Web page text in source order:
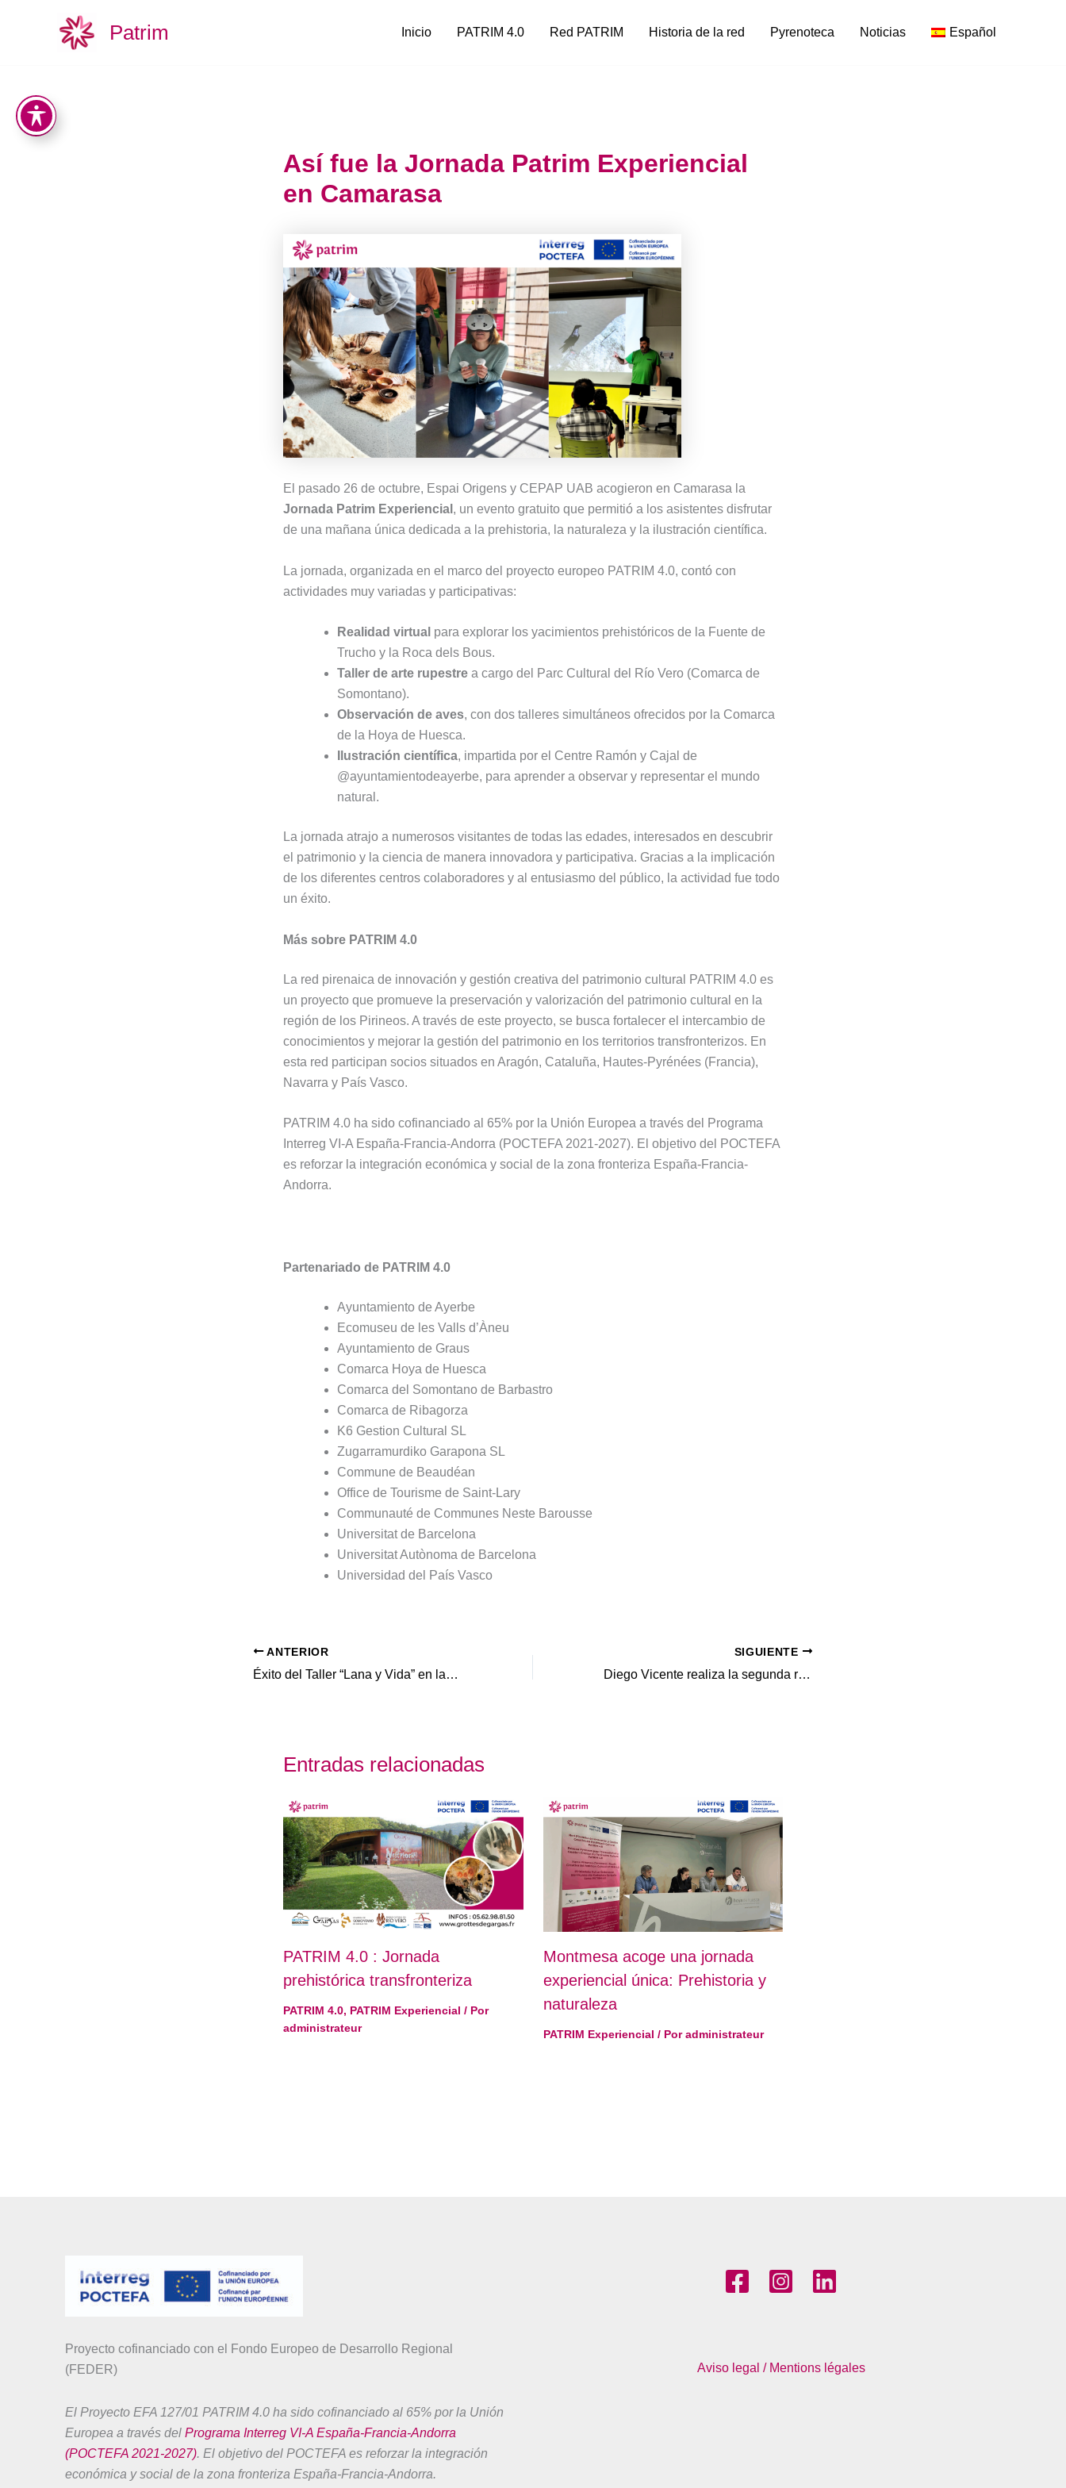
Patrim Inicio PATRIM 4.0 Red PATRIM Historia de la red Pyrenoteca Noticias Español
Así fue la Jornada Patrim Experiencial
en Camarasa
El pasado 26 de octubre, Espai Origens y CEPAP UAB acogieron en Camarasa la
Jornada Patrim Experiencial , un evento gratuito que permitió a los asistentes disfrutar
de una mañana única dedicada a la prehistoria, la naturaleza y la ilustración científica.
La jornada, organizada en el marco del proyecto europeo PATRIM 4.0, contó con
actividades muy variadas y participativas:
Realidad virtual para explorar los yacimientos prehistóricos de la Fuente de
Trucho y la Roca dels Bous.
Taller de arte rupestre a cargo del Parc Cultural del Río Vero (Comarca de
Somontano).
Observación de aves, con dos talleres simultáneos ofrecidos por la Comarca
de la Hoya de Huesca.
Ilustración científica, impartida por el Centre Ramón y Cajal de
@ayuntamientodeayerbe, para aprender a observar y representar el mundo
natural.
La jornada atrajo a numerosos visitantes de todas las edades, interesados en descubrir
el patrimonio y la ciencia de manera innovadora y participativa. Gracias a la implicación
de los diferentes centros colaboradores y al entusiasmo del público, la actividad fue todo
un éxito.
Más sobre PATRIM 4.0
La red pirenaica de innovación y gestión creativa del patrimonio cultural PATRIM 4.0 es
un proyecto que promueve la preservación y valorización del patrimonio cultural en la
región de los Pirineos. A través de este proyecto, se busca fortalecer el intercambio de
conocimientos y mejorar la gestión del patrimonio en los territorios transfronterizos. En
esta red participan socios situados en Aragón, Cataluña, Hautes-Pyrénées (Francia),
Navarra y País Vasco.
PATRIM 4.0 ha sido cofinanciado al 65% por la Unión Europea a través del Programa
Interreg VI-A España-Francia-Andorra (POCTEFA 2021-2027). El objetivo del POCTEFA
es reforzar la integración económica y social de la zona fronteriza España-Francia-
Andorra.
Partenariado de PATRIM 4.0
Ayuntamiento de Ayerbe
Ecomuseu de les Valls d’Àneu
Ayuntamiento de Graus
Comarca Hoya de Huesca
Comarca del Somontano de Barbastro
Comarca de Ribagorza
K6 Gestion Cultural SL
Zugarramurdiko Garapona SL
Commune de Beaudéan
Office de Tourisme de Saint-Lary
Communauté de Communes Neste Barousse
Universitat de Barcelona
Universitat Autònoma de Barcelona
Universidad del País Vasco
ANTERIOR
Éxito del Taller “Lana y Vida” en las Jornadas Micológicas de Ayerbe
SIGUIENTE
Diego Vicente realiza la segunda residencia artística de Patrim 4.0 en Espacio Pirineos de Graus
Entradas relacionadas
PATRIM 4.0 : Jornada
prehistórica transfronteriza
PATRIM 4.0, PATRIM Experiencial / Por
administrateur
Montmesa acoge una jornada
experiencial única: Prehistoria y
naturaleza
PATRIM Experiencial / Poradministrateur
Proyecto cofinanciado con el Fondo Europeo de Desarrollo Regional
(FEDER)
El Proyecto EFA 127/01 PATRIM 4.0 ha sido cofinanciado al 65% por la Unión
Europea a través del Programa Interreg VI-A España-Francia-Andorra
(POCTEFA 2021-2027). El objetivo del POCTEFA es reforzar la integración
económica y social de la zona fronteriza España-Francia-Andorra.
Aviso legal / Mentions légales